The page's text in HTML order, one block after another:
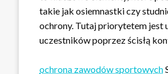
takie jak osiemnastki czy
ochrony. Tutaj priorytetem jest
uczestników poprzez ścisłą
ochrona zawodów sportowych